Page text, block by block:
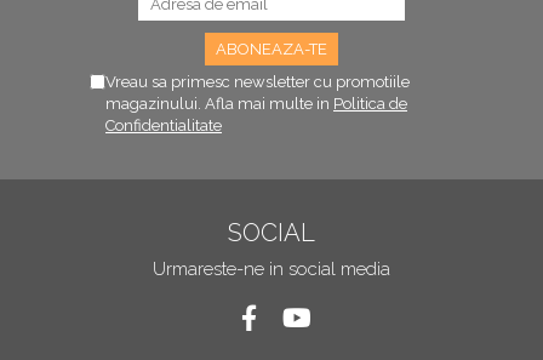
Vreau sa primesc newsletter cu promotiile
magazinului. Afla mai multe in Politica de
Confidentialitate
SOCIAL
Urmareste-ne in social media